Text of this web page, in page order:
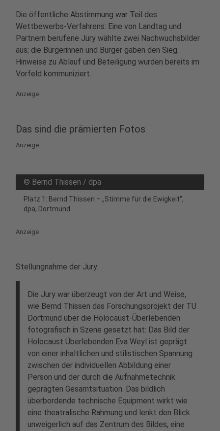
Die öffentliche Abstimmung war Teil des
Wettbewerbs‑Verfahrens: Eine von Landtag und
Partnern berufene Jury wählte zwei Nachwuchsbilder
aus; die Bürgerinnen und Bürger gaben den Sieg.
Hinweise zu Ablauf und Beteiligung wurden bereits im
Vorfeld kommuniziert.
Anzeige
Das sind die prämierten Fotos
Anzeige
© Bernd Thissen / dpa
Platz 1: Bernd Thissen – „Stimme für die Ewigkeit“,
dpa, Dortmund
Anzeige
Stellungnahme der Jury:
Die Jury war überzeugt von der Art und Weise,
wie Bernd Thissen das Forschungsprojekt der TU
Dortmund über die Holocaust-Überlebenden
fotografisch in Szene gesetzt hat: Das Bild der
Holocaust Überlebenden Eva Weyl ist geprägt
von einer inhaltlichen und stilistischen Spannung
zwischen der individuellen Abbildung einer
Person und der durch die Aufnahmetechnik
geprägten Gesamtsituation. Das bildlich
überbordende technische Equipment wirkt wie
eine theatralische Rahmung und lenkt den Blick
unweigerlich auf das Zentrum des Bildes, eine